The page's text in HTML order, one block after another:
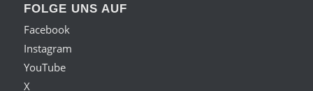
FOLGE UNS AUF
Facebook
Instagram
YouTube
X